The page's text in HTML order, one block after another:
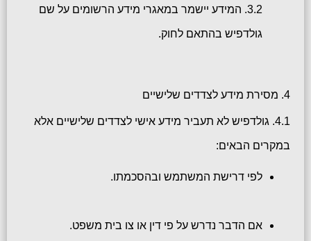
3.2. המידע יישמר במאגרי מידע הרשומים על שם
גולדפיש בהתאם לחוק.
4. מסירת מידע לצדדים שלישיים
4.1. גולדפיש לא תעביר מידע אישי לצדדים שלישיים אלא
במקרים הבאים:
לפי דרישת המשתמש ובהסכמתו.
אם הדבר נדרש על פי דין או צו בית משפט.